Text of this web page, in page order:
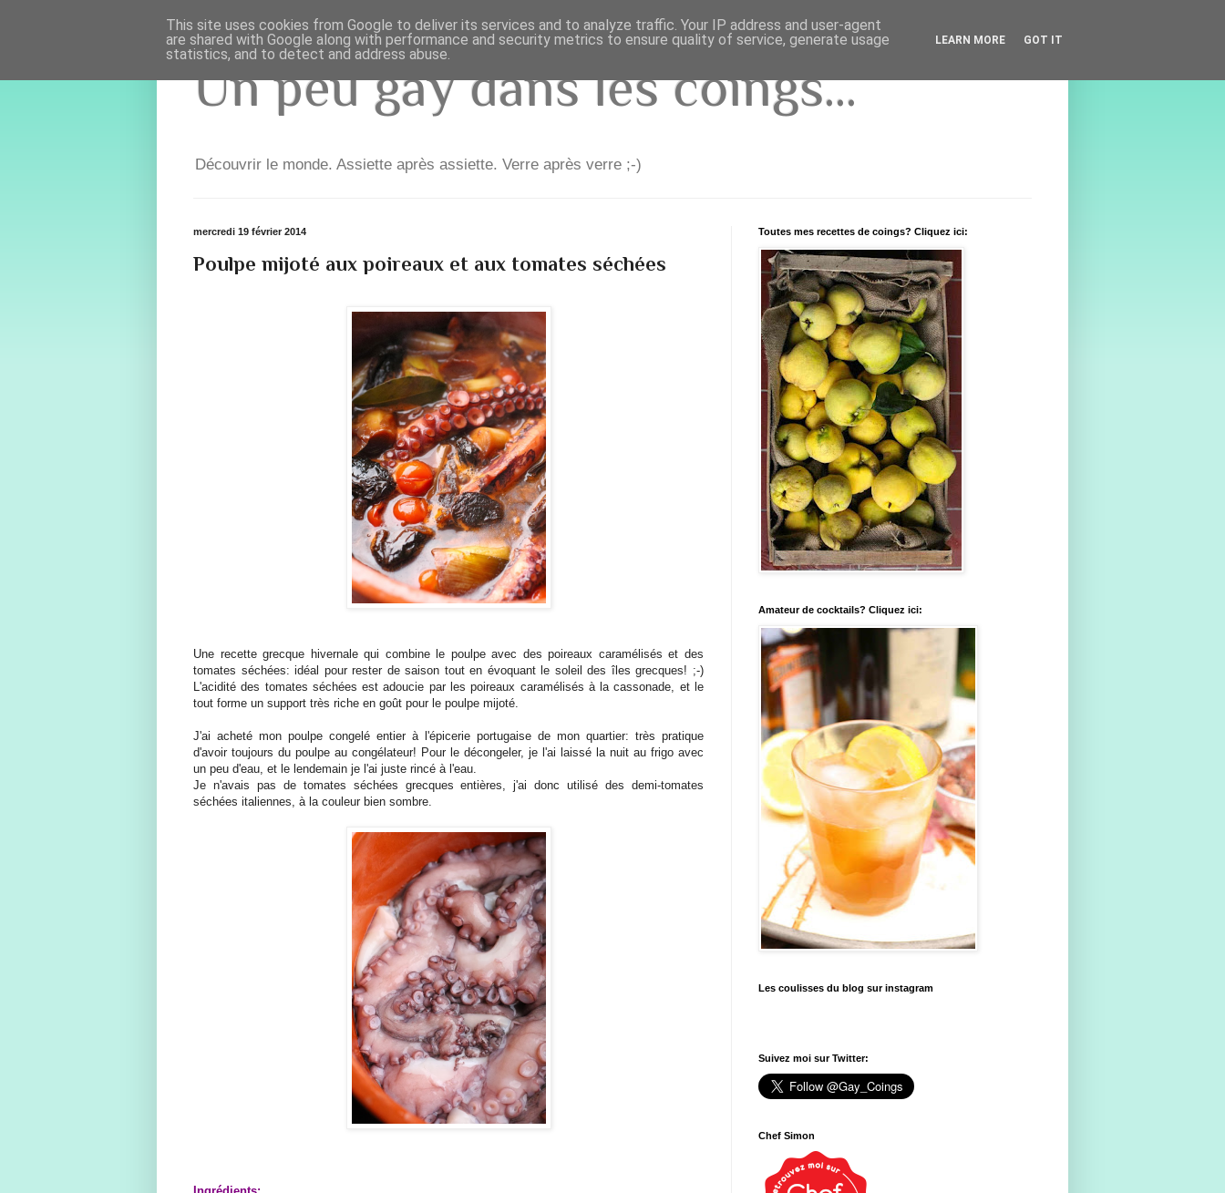
Un peu gay dans les coings...
Découvrir le monde. Assiette après assiette. Verre après verre ;-)
mercredi 19 février 2014
Poulpe mijoté aux poireaux et aux tomates séchées
Une recette grecque hivernale qui combine le poulpe avec des poireaux caramélisés et des
tomates séchées: idéal pour rester de saison tout en évoquant le soleil des îles grecques! ;-)
L'acidité des tomates séchées est adoucie par les poireaux caramélisés à la cassonade, et le
tout forme un support très riche en goût pour le poulpe mijoté.
J'ai acheté mon poulpe congelé entier à l'épicerie portugaise de mon quartier: très pratique
d'avoir toujours du poulpe au congélateur! Pour le décongeler, je l'ai laissé la nuit au frigo avec
un peu d'eau, et le lendemain je l'ai juste rincé à l'eau.
Je n'avais pas de tomates séchées grecques entières, j'ai donc utilisé des demi-tomates
séchées italiennes, à la couleur bien sombre.
Toutes mes recettes de coings? Cliquez ici:
Amateur de cocktails? Cliquez ici:
Les coulisses du blog sur instagram
Suivez moi sur Twitter:
Chef Simon
This site uses cookies from Google to deliver its services and to analyze traffic. Your IP address and user-agent
are shared with Google along with performance and security metrics to ensure quality of service, generate usage
statistics, and to detect and address abuse.
LEARN MORE GOT IT